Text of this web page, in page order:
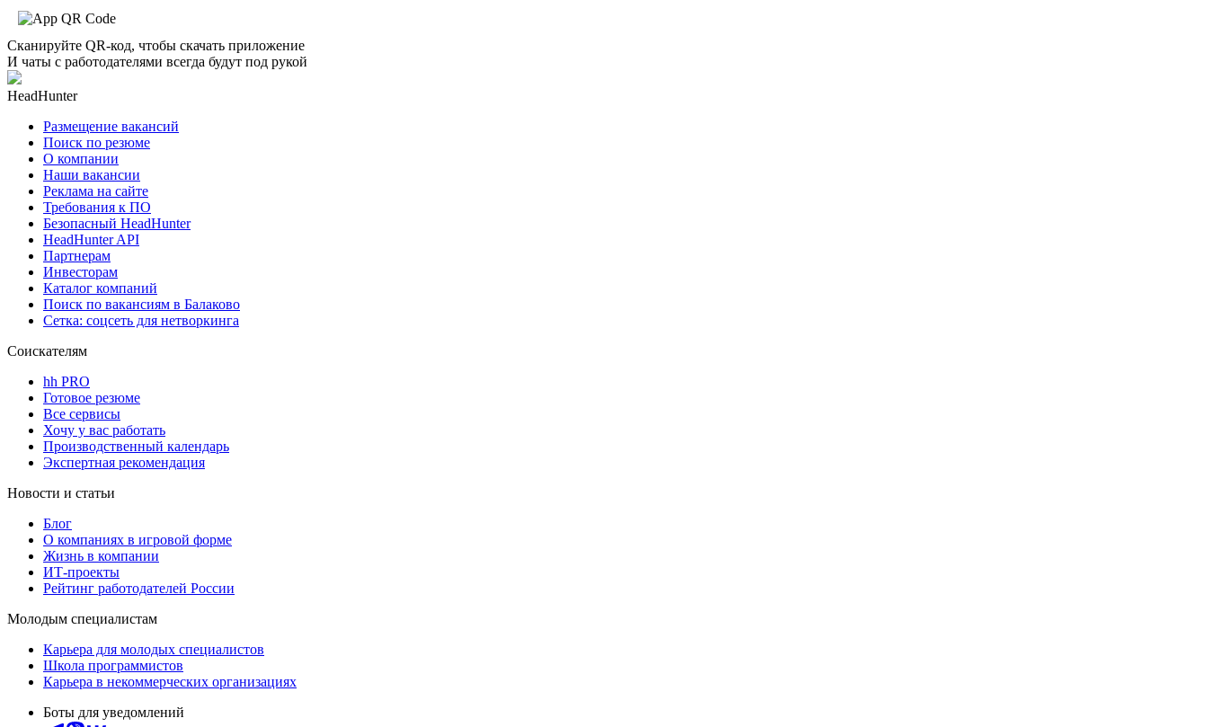
Сканируйте QR-код, чтобы скачать приложение
И чаты с работодателями всегда будут под рукой
HeadHunter
Размещение вакансий
Поиск по резюме
О компании
Наши вакансии
Реклама на сайте
Требования к ПО
Безопасный HeadHunter
HeadHunter API
Партнерам
Инвесторам
Каталог компаний
Поиск по вакансиям в Балаково
Сетка: соцсеть для нетворкинга
Соискателям
hh PRO
Готовое резюме
Все сервисы
Хочу у вас работать
Производственный календарь
Экспертная рекомендация
Новости и статьи
Блог
О компаниях в игровой форме
Жизнь в компании
ИТ-проекты
Рейтинг работодателей России
Молодым специалистам
Карьера для молодых специалистов
Школа программистов
Карьера в некоммерческих организациях
Боты для уведомлений